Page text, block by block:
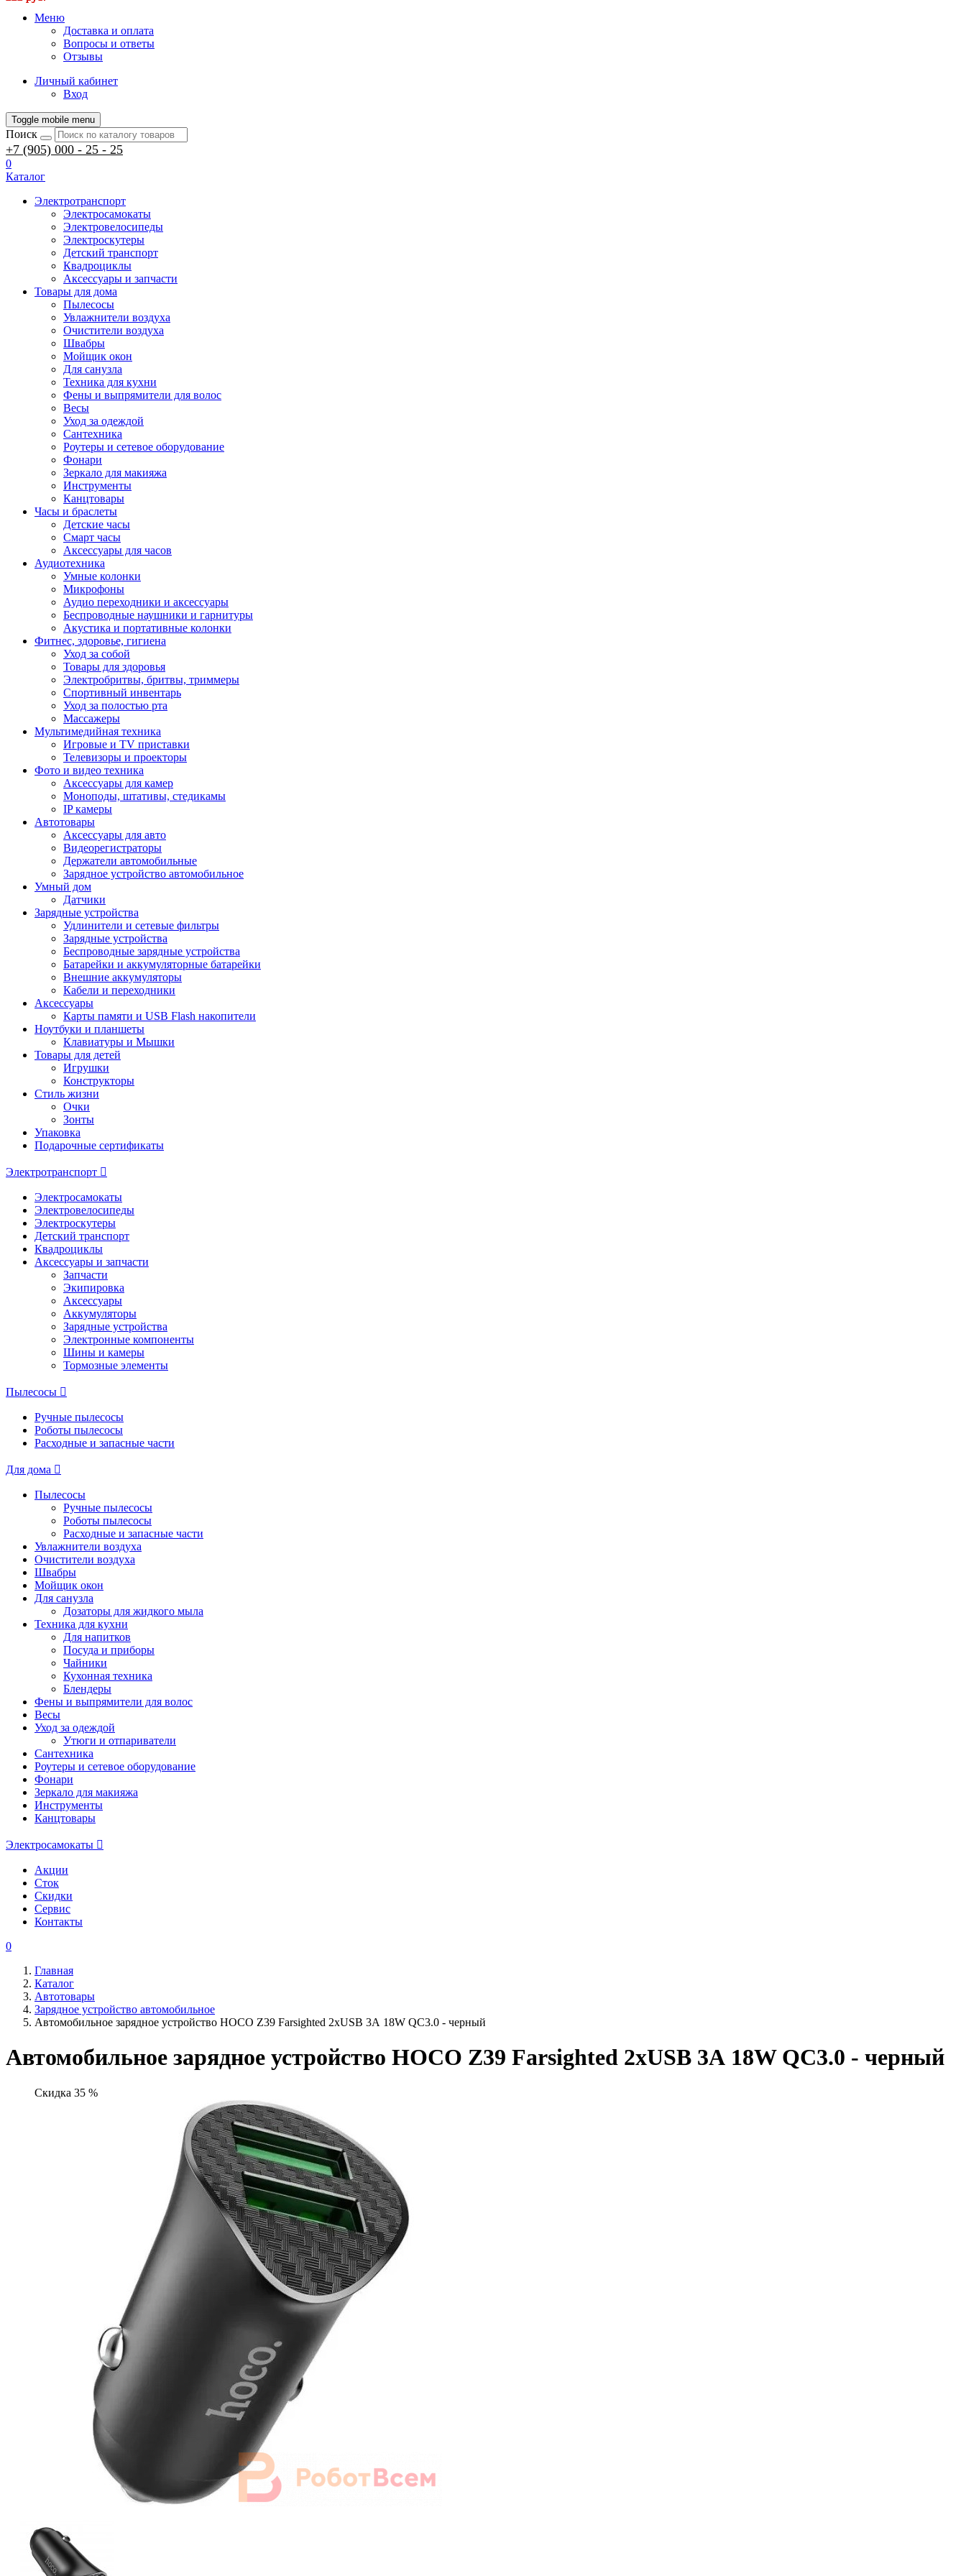
Меню
Доставка и оплата
Вопросы и ответы
Отзывы
Личный кабинет
Вход
Toggle mobile menu
Поиск
+7 (905) 000 - 25 - 25
0
Каталог
Электротранспорт
Электросамокаты
Электровелосипеды
Электроскутеры
Детский транспорт
Квадроциклы
Аксессуары и запчасти
Товары для дома
Пылесосы
Увлажнители воздуха
Очистители воздуха
Швабры
Мойщик окон
Для санузла
Техника для кухни
Фены и выпрямители для волос
Весы
Уход за одеждой
Сантехника
Роутеры и сетевое оборудование
Фонари
Зеркало для макияжа
Инструменты
Канцтовары
Часы и браслеты
Детские часы
Смарт часы
Аксессуары для часов
Аудиотехника
Умные колонки
Микрофоны
Аудио переходники и аксессуары
Беспроводные наушники и гарнитуры
Акустика и портативные колонки
Фитнес, здоровье, гигиена
Уход за собой
Товары для здоровья
Электробритвы, бритвы, триммеры
Спортивный инвентарь
Уход за полостью рта
Массажеры
Мультимедийная техника
Игровые и TV приставки
Телевизоры и проекторы
Фото и видео техника
Аксессуары для камер
Моноподы, штативы, стедикамы
IP камеры
Автотовары
Аксессуары для авто
Видеорегистраторы
Держатели автомобильные
Зарядное устройство автомобильное
Умный дом
Датчики
Зарядные устройства
Удлинители и сетевые фильтры
Зарядные устройства
Беспроводные зарядные устройства
Батарейки и аккумуляторные батарейки
Внешние аккумуляторы
Кабели и переходники
Аксессуары
Карты памяти и USB Flash накопители
Ноутбуки и планшеты
Клавиатуры и Мышки
Товары для детей
Игрушки
Конструкторы
Стиль жизни
Очки
Зонты
Упаковка
Подарочные сертификаты
Электротранспорт
Электросамокаты
Электровелосипеды
Электроскутеры
Детский транспорт
Квадроциклы
Аксессуары и запчасти
Запчасти
Экипировка
Аксессуары
Аккумуляторы
Зарядные устройства
Электронные компоненты
Шины и камеры
Тормозные элементы
Пылесосы
Ручные пылесосы
Роботы пылесосы
Расходные и запасные части
Для дома
Пылесосы
Ручные пылесосы
Роботы пылесосы
Расходные и запасные части
Увлажнители воздуха
Очистители воздуха
Швабры
Мойщик окон
Для санузла
Дозаторы для жидкого мыла
Техника для кухни
Для напитков
Посуда и приборы
Чайники
Кухонная техника
Блендеры
Фены и выпрямители для волос
Весы
Уход за одеждой
Утюги и отпариватели
Сантехника
Роутеры и сетевое оборудование
Фонари
Зеркало для макияжа
Инструменты
Канцтовары
Электросамокаты
Акции
Сток
Скидки
Сервис
Контакты
0
Главная
Каталог
Автотовары
Зарядное устройство автомобильное
Автомобильное зарядное устройство HOCO Z39 Farsighted 2xUSB 3А 18W QC3.0 - черный
Автомобильное зарядное устройство HOCO Z39 Farsighted 2xUSB 3А 18W QC3.0 - черный
Скидка 35 %